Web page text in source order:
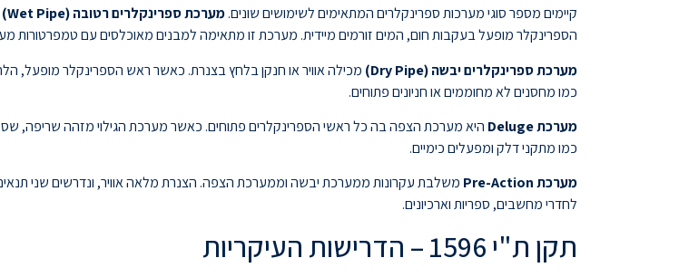
קיימים מספר סוגי מערכות ספרינקלרים המתאימים לשימושים שונים.מערכת ספרינקלרים רטובה (Wet Pipe)
הספרינקלר מופעל בעקבות חום, המים זורמים מיידית. מערכת זו מתאימה למבנים מאוכלסים עם טמפרטורות מעל 4
מערכת ספרינקלרים יבשה (Dry Pipe)
מכילה אוויר או חנקן בלחץ בצנרת. כאשר ראש הספרינקלר מופעל,
כמו מחסנים לא מחוממים או חניונים פתוחים.
מערכת Deluge
היא מערכת הצפה בה כל ראשי הספרינקלרים פתוחים. כאשר מערכת הגילוי מזהה שריפה,
כמו מתקני דלק ומפעלים כימיים.
מערכת Pre-Action
משלבת עקרונות ממערכת יבשה וממערכת הצפה. הצנרת מלאה אוויר, ונדרשים שני
לחדרי מחשבים, ספריות וארכיונים.
תקן ת"י 1596 – הדרישות העיקריות